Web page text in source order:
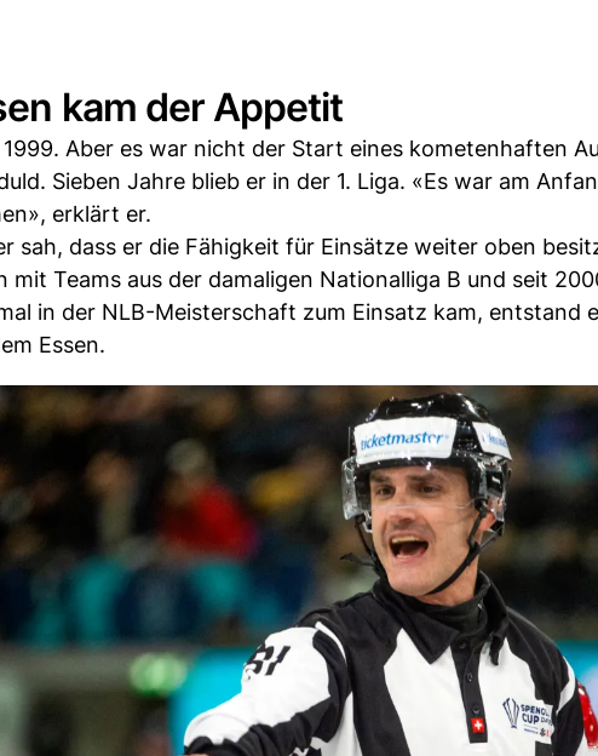
kam der Appetit
Aber es war nicht der Start eines kometenhaften
Sieben Jahre blieb er in der 1. Liga. «Es war am
erklärt er.
sah, dass er die Fähigkeit für Einsätze weiter oben
mit Teams aus der damaligen Nationalliga B und seit
in der NLB-Meisterschaft zum Einsatz kam, entstand
Essen.